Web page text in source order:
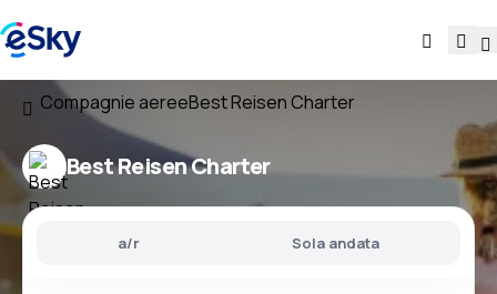
Compagnie aereeBest Reisen Charter
Best Reisen Charter
a/r Sola andata